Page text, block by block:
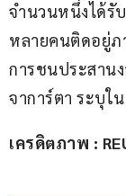
จำนวนหนึ่งได้รั
หลายคนติดอยู่ภ
การชนประสาน
จาการ์ตา ระบุใ
เครดิตภาพ :